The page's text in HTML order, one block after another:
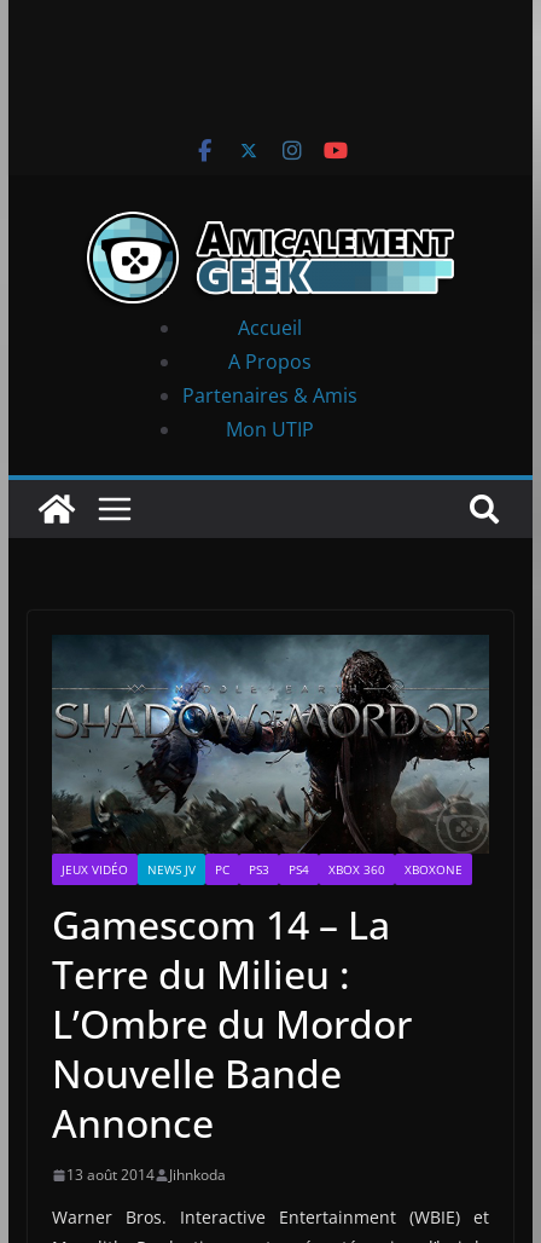
Accueil
A Propos
Partenaires & Amis
Mon UTIP
JEUX VIDÉO NEWS JV PC PS3 PS4 XBOX 360 XBOXONE
Gamescom 14 – La
Terre du Milieu :
L’Ombre du Mordor
Nouvelle Bande
Annonce
13 août 2014 Jihnkoda
Warner Bros. Interactive Entertainment (WBIE) et